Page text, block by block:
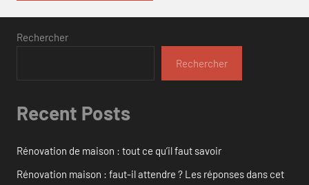
Rechercher
Rechercher
Recent Posts
Rénovation de maison : tout ce qu’il faut savoir
Rénovation maison : faut-il attendre ? Les réponses dans cet